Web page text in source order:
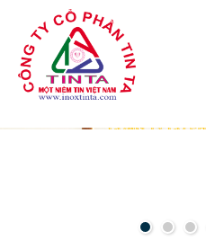
Từ mục này trở xuống là mã nguồn Zalo